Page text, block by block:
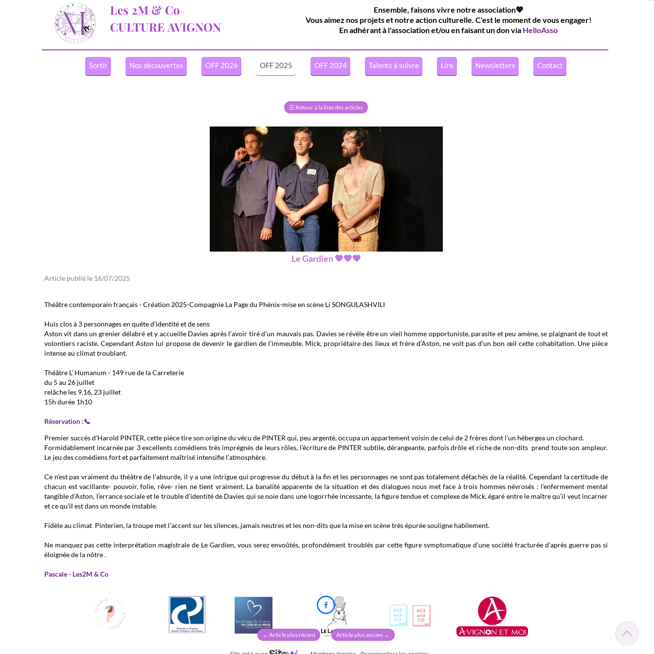
Sortir Nos découvertes OFF 2026 OFF 2025 OFF 2024 Talents à suivre Lire Newsletters Contact
Les 2M & Co
CULTURE AVIGNON
Ensemble, faisons vivre notre association💖
Vous aimez nos projets et notre action culturelle. C'est le moment de vous engager!
En adhérant à l'association et/ou en faisant un don via HelloAsso
☰ Retour à la liste des articles
Le Gardien 💖💖💖
Article publié le 16/07/2025
Théâtre contemporain français - Création 2025-Compagnie La Page du Phénix-mise en scène Li SONGULASHVILI
Huis clos à 3 personnages en quête d’identité et de sens
Aston vit dans un grenier délabré et y accueille Davies après l’avoir tiré d’un mauvais pas. Davies se révèle être un vieil homme opportuniste, parasite et peu amène, se plaignant de tout et
volontiers raciste. Cependant Aston lui propose de devenir le gardien de l’immeuble. Mick, propriétaire des lieux et frère d’Aston, ne voit pas d’un bon œil cette cohabitation. Une pièce
intense au climat troublant.
Théâtre L’ Humanum - 149 rue de la Carreterie
du 5 au 26 juillet
relâche les 9,16, 23 juillet
15h durée 1h10
Réservation :📞
Premier succès d’Harold PINTER, cette pièce tire son origine du vécu de PINTER qui, peu argenté, occupa un appartement voisin de celui de 2 frères dont l’un hébergea un clochard.
Formidablement incarnée par 3 excellents comédiens très imprégnés de leurs rôles, l’écriture de PINTER subtile, dérangeante, parfois drôle et riche de non-dits prend toute son ampleur.
Le jeu des comédiens fort et parfaitement maîtrisé intensifie l’atmosphère.
Ce n’est pas vraiment du théâtre de l’absurde, il y a une intrigue qui progresse du début à la fin et les personnages ne sont pas totalement détachés de la réalité. Cependant la certitude de
chacun est vacillante- pouvoir, folie, rêve- rien ne tient vraiment. La banalité apparente de la situation et des dialogues nous met face à trois hommes névrosés : l’enfermement mental
tangible d’Aston, l’errance sociale et le trouble d’identité de Davies qui se noie dans une logorrhée incessante, la figure tendue et complexe de Mick, égaré entre le maître qu’il veut incarner
et ce qu’il est dans un monde instable.
Fidèle au climat Pinterien, la troupe met l’accent sur les silences, jamais neutres et les non-dits que la mise en scène très épurée souligne habilement.
Ne manquez pas cette interprétation magistrale de Le Gardien, vous serez envoûtés, profondément troublés par cette figure symptomatique d’une société fracturée d’après guerre pas si
éloignée de la nôtre .
Pascale - Les2M & Co

← Article plus récent Article plus ancien →